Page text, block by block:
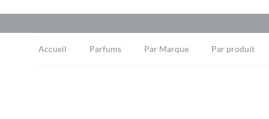
Accueil Parfums Par Marque Par produit